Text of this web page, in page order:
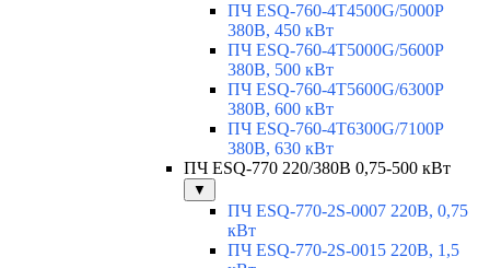
ПЧ ESQ-760-4T4500G/5000P
380В, 450 кВт
ПЧ ESQ-760-4T5000G/5600P
380В, 500 кВт
ПЧ ESQ-760-4T5600G/6300P
380В, 600 кВт
ПЧ ESQ-760-4T6300G/7100P
380В, 630 кВт
ПЧ ESQ-770 220/380В 0,75-500 кВт
▼
ПЧ ESQ-770-2S-0007 220В, 0,75
кВт
ПЧ ESQ-770-2S-0015 220В, 1,5